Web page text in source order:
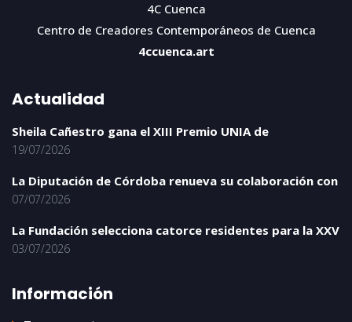
4C Cuenca
Centro de Creadores Contemporáneos de Cuenca
4ccuenca.art
Actualidad
Sheila Cañestro gana el XIII Premio UNIA de
19/07/2026
La Diputación de Córdoba renueva su colaboración con
07/07/2026
La Fundación selecciona catorce residentes para la XXV
03/07/2026
Información